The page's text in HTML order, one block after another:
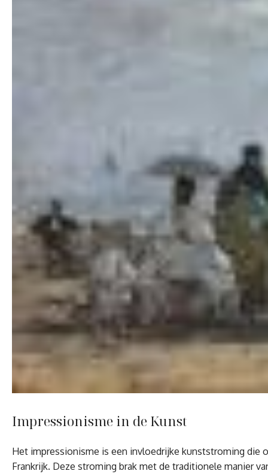
Impressionisme in de Kunst
Het impressionisme is een invloedrijke kunststroming die
Frankrijk. Deze stroming brak met de traditionele manier